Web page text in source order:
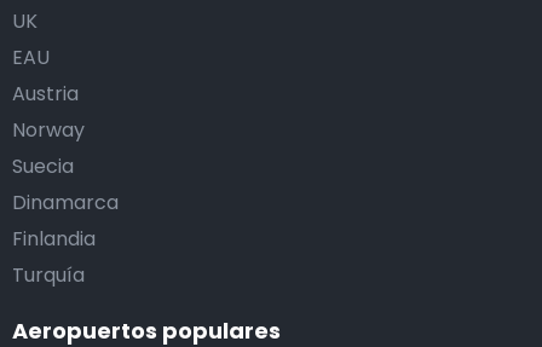
UK
EAU
Austria
Norway
Suecia
Dinamarca
Finlandia
Turquía
Aeropuertos populares